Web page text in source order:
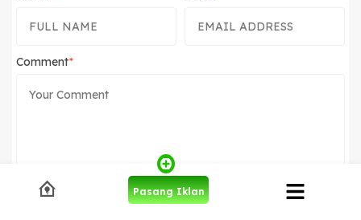
Comment
Beritahu saya akan tindak lanjut komentar melalui surel.
Pasang Iklan